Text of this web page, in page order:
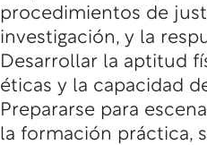
procedimientos de
investigación, y la
Desarrollar la aptitud
éticas y la capacidad
Prepararse para
la formación práctica,